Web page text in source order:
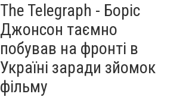
The Telegraph - Боріс
Джонсон таємно
побував на фронті в
Україні заради зйомок
фільму